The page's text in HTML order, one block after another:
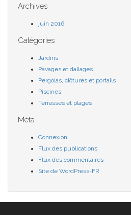
Archives
juin 2016
Catégories
Jardins
Pavages et dallages
Pergolas, clôtures et portails
Piscines
Terrasses et plages
Méta
Connexion
Flux des publications
Flux des commentaires
Site de WordPress-FR